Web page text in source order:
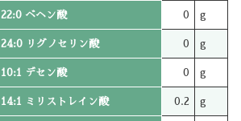
22:0 ベヘン酸 0 g
24:0 リグノセリン酸 0 g
10:1 デセン酸 0 g
14:1 ミリストレイン酸 0.2 g